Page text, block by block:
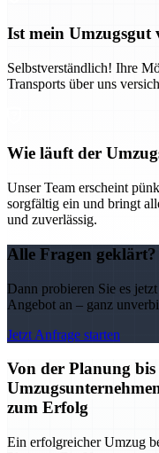
Ist mein Umzugsgut
Selbstverständlich! Ihre
Transports über uns
Wie läuft der
Unser Team erscheint
sorgfältig ein und bringt
und zuverlässig.
Alle Fragen geklärt?
Dann probieren Sie es
Angebot an – ganz
Jetzt Anfrage starten
Von der Planung
zum Erfolg
Ein erfolgreicher Umzug